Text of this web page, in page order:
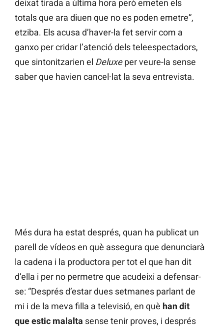
deixat tirada a última hora però emeten els
totals que ara diuen que no es poden emetre”,
etziba. Els acusa d’haver-la fet servir com a
ganxo per cridar l’atenció dels teleespectadors,
que sintonitzarien el Deluxeper veure-la sense
saber que havien cancel·lat la seva entrevista.
Més dura ha estat després, quan ha publicat un
parell de vídeos en què assegura que denunciarà
la cadena i la productora per tot el que han dit
d’ella i per no permetre que acudeixi a defensar-
se: “Després d’estar dues setmanes parlant de
mi i de la meva filla a televisió, en què han dit
que estic malalta sense tenir proves, i després